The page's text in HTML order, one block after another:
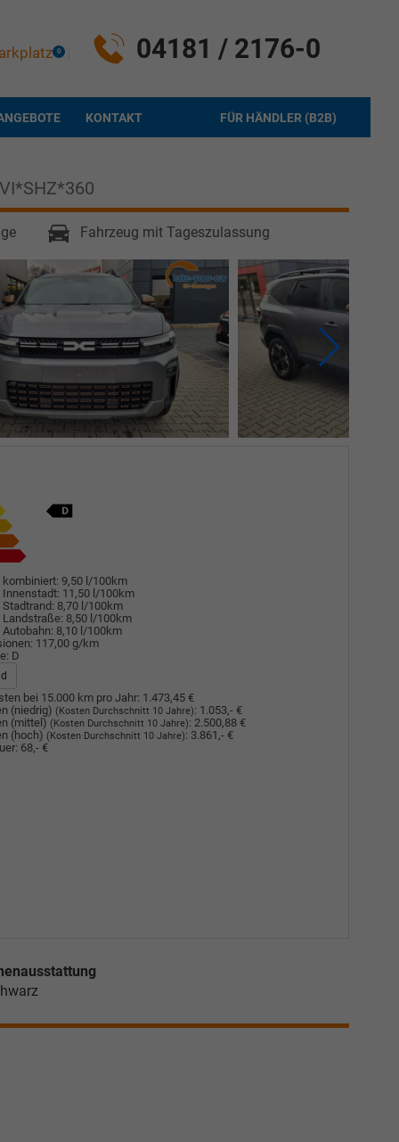
04181 / 2176-0
0
FÜR HÄNDLER (B2B)
KONTAKT
Fahrzeug mit Tageszulassung
9,50 l/100km
Innenstadt: 11,50 l/100km
8,70 l/100km
Landstraße: 8,50 l/100km
8,10 l/100km
117,00 g/km
D
bei 15.000 km pro Jahr: 1.473,45 €
(niedrig) (Kosten Durchschnitt 10 Jahre): 1.053,- €
(mittel) (Kosten Durchschnitt 10 Jahre): 2.500,88 €
(hoch) (Kosten Durchschnitt 10 Jahre): 3.861,- €
68,- €